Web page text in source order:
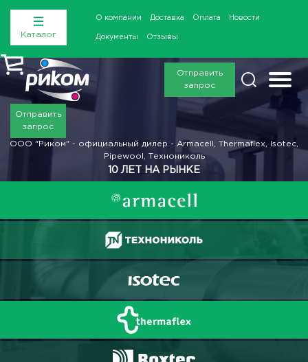
Каталог
О компании Доставка Оплата Новости
Документы Отзывы
Отправить
запрос
Отправить
запрос
ООО "Риком" - официальный дилер - Armacell, Thermaflex, Isotec,
Pipewool, Технониколь
10 ЛЕТ НА РЫНКЕ